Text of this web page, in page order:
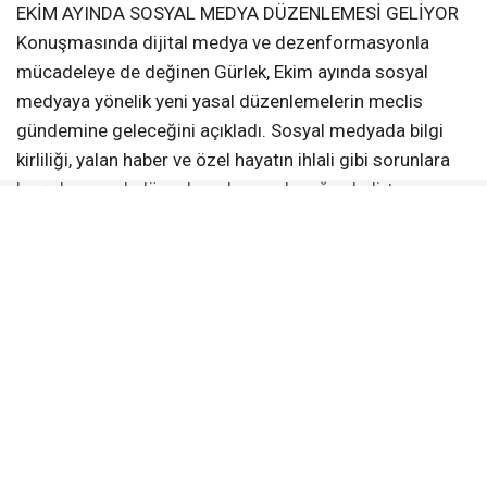
EKİM AYINDA SOSYAL MEDYA DÜZENLEMESİ GELİYOR
Konuşmasında dijital medya ve dezenformasyonla
mücadeleye de değinen Gürlek, Ekim ayında sosyal
medyaya yönelik yeni yasal düzenlemelerin meclis
gündemine geleceğini açıkladı. Sosyal medyada bilgi
kirliliği, yalan haber ve özel hayatın ihlali gibi sorunlara
karşı kapsamlı düzenlemeler yapılacağını belirten